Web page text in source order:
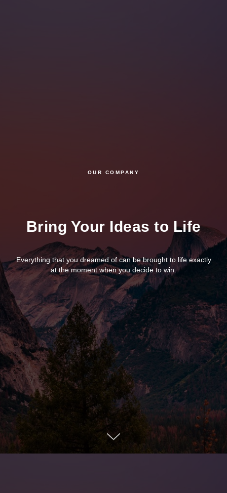
OUR COMPANY
Bring Your Ideas to Life
Everything that you dreamed of can be brought to life exactly
at the moment when you decide to win.